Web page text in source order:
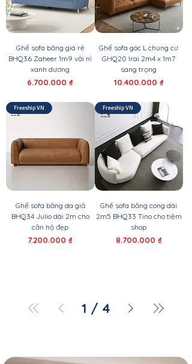
Ghế sofa băng giá rẻ
BHQ36 Zaheer 1m9 vải nỉ
xanh dương
Giá
6.700.000 ₫
Ghế sofa góc L chung cư
GHQ20 Irai 2m4 x 1m7
sang trọng
Giá
10.400.000 ₫
Freeship VN
Ghế sofa băng da giả
BHQ34 Julio dài 2m cho
căn hộ đẹp
Giá
7.200.000 ₫
Freeship VN
Ghế sofa băng cong dài
2m5 BHQ33 Tino cho tiệm
shop
Giá
8.700.000 ₫
1 / 4